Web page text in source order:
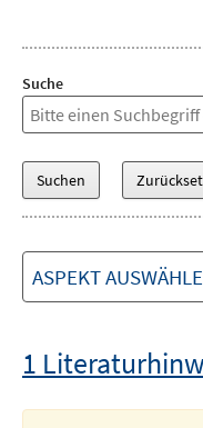
Suche
ASPEKT
1